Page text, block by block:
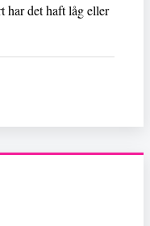
har det haft låg eller